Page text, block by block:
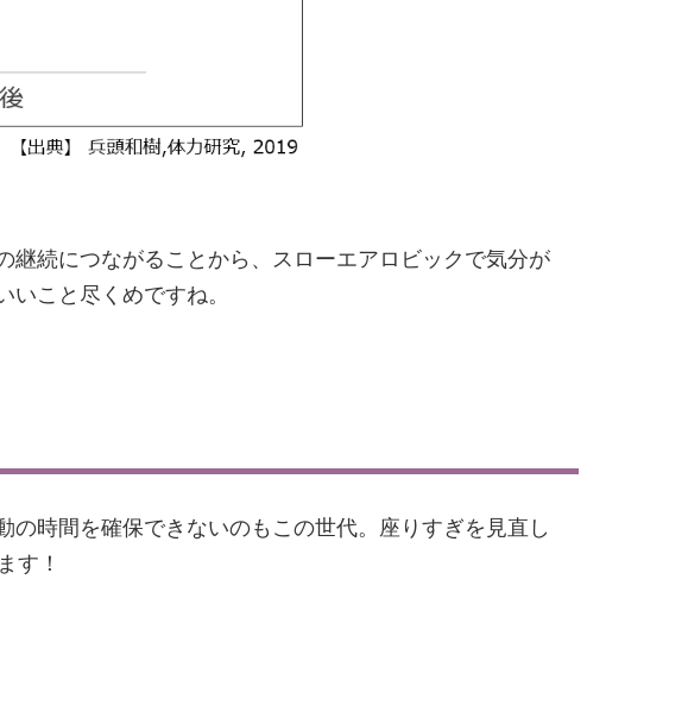
続につながることから、スローエアロビックで気分が
こと尽くめですね。
時間を確保できないのもこの世代。座りすぎを見直し
す！